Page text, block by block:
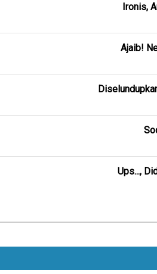
Ironis,
Ajaib!
Ups...,